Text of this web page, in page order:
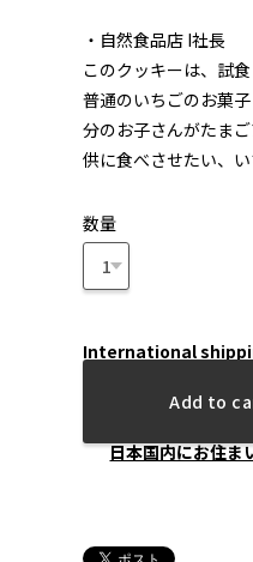
・自然食品店 I社長
このクッキーは、試
普通のいちごのお菓
分のお子さんがたま
供に食べさせたい、い
数量
International
Add to
日本国内にお住ま